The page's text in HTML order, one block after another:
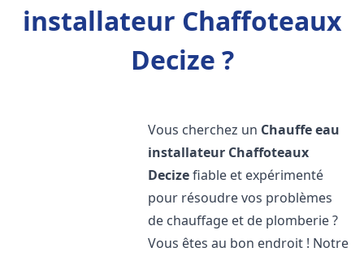
installateur Chaffoteaux
Decize ?
Vous cherchez un Chauffe eau
installateur Chaffoteaux
Decizefiable et expérimenté
pour résoudre vos problèmes
de chauffage et de plomberie ?
Vous êtes au bon endroit ! Notre